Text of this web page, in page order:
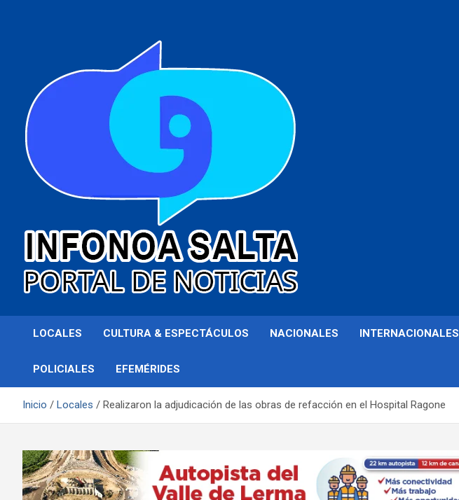
Infonoa Salta
LOCALES CULTURA & ESPECTÁCULOS NACIONALES INTERNACIONALES
POLICIALES EFEMÉRIDES
Inicio Locales Realizaron la adjudicación de las obras de refacción en el Hospital Ragone